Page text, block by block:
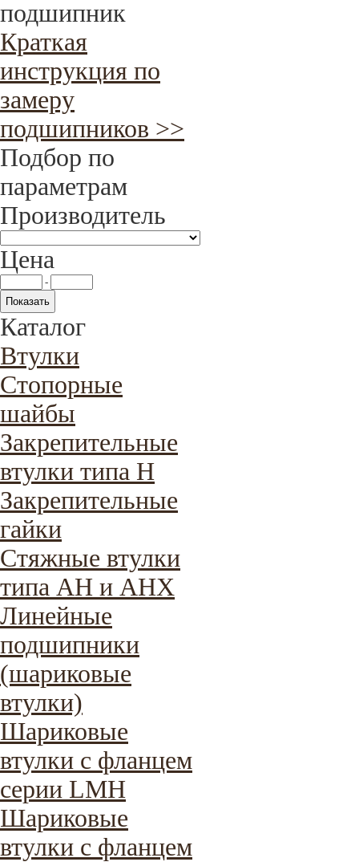
подшипник
Краткая
инструкция по
замеру
подшипников >>
Подбор по
параметрам
Производитель
Цена
-
Каталог
Втулки
Стопорные
шайбы
Закрепительные
втулки типа H
Закрепительные
гайки
Стяжные втулки
типа AH и AHX
Линейные
подшипники
(шариковые
втулки)
Шариковые
втулки с фланцем
серии LMH
Шариковые
втулки с фланцем